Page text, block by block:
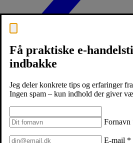
Få praktiske e-
indbakke
Jeg deler konkrete tips og erfaringer
Ingen spam – kun indhold der giver
Fornavn
E-mail *